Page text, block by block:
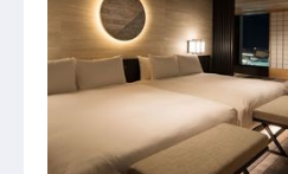
宿泊予約スタッフ